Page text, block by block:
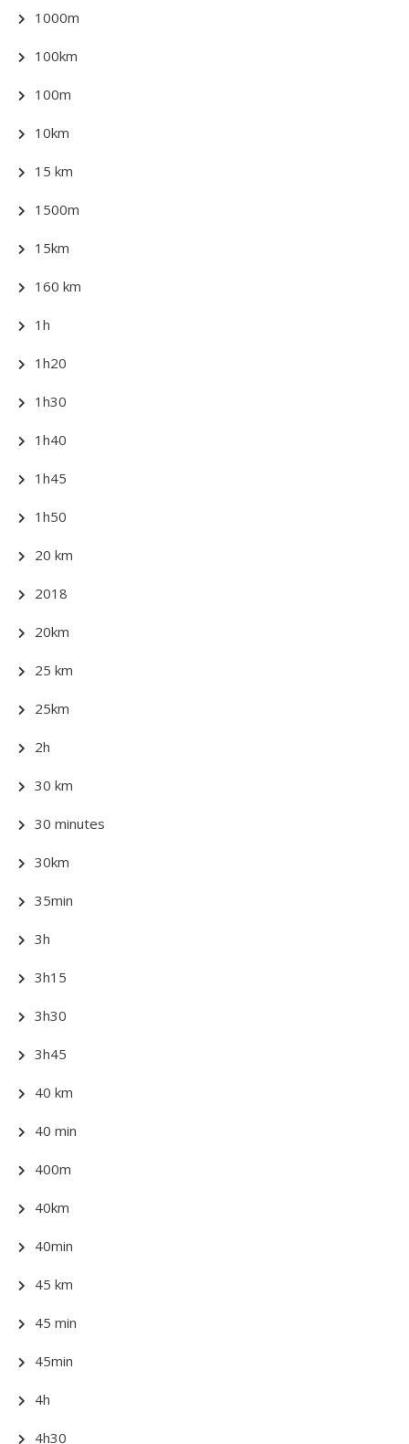
1000m
100km
100m
10km
15 km
1500m
15km
160 km
1h
1h20
1h30
1h40
1h45
1h50
20 km
2018
20km
25 km
25km
2h
30 km
30 minutes
30km
35min
3h
3h15
3h30
3h45
40 km
40 min
400m
40km
40min
45 km
45 min
45min
4h
4h30